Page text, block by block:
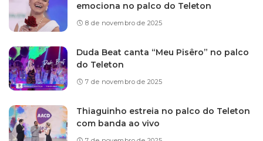
emociona no palco do Teleton
8 de novembro de 2025
Duda Beat canta “Meu Pisêro” no palco
do Teleton
7 de novembro de 2025
Thiaguinho estreia no palco do Teleton
com banda ao vivo